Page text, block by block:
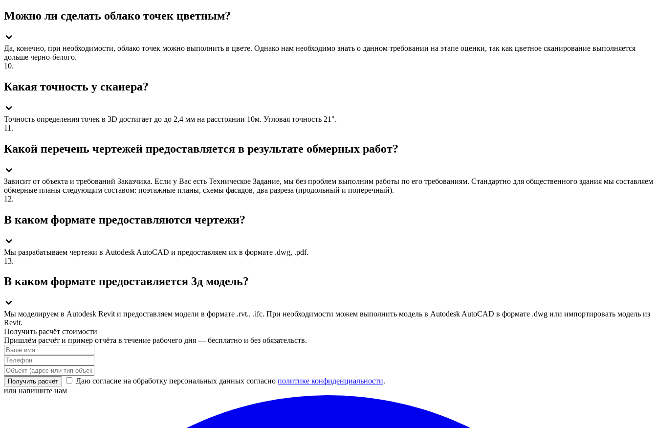
Можно ли сделать облако точек цветным?
Да, конечно, при необходимости, облако точек можно выполнить в цвете. Однако нам необходимо знать о данном требовании на этапе оценки, так как цветное сканирование выполняется
дольше черно-белого.
10.
Какая точность у сканера?
Точность определения точек в 3D достигает до до 2,4 мм на расстоянии 10м. Угловая точность 21".
11.
Какой перечень чертежей предоставляется в результате обмерных работ?
Зависит от объекта и требований Заказчика. Если у Вас есть Техническое Задание, мы без проблем выполним работы по его требованиям. Стандартно для общественного здания мы составляем
обмерные планы следующим составом: поэтажные планы, схемы фасадов, два разреза (продольный и поперечный).
12.
В каком формате предоставляются чертежи?
Мы разрабатываем чертежи в Autodesk AutoCAD и предоставляем их в формате .dwg, .pdf.
13.
В каком формате предоставляется 3д модель?
Мы моделируем в Autodesk Revit и предоставляем модели в формате .rvt., .ifc. При необходимости можем выполнить модель в Autodesk AutoCAD в формате .dwg или импортировать модель из
Revit.
Получить расчёт стоимости
Пришлём расчёт и пример отчёта в течение рабочего дня — бесплатно и без обязательств.
Получить расчёт Даю согласие на обработку персональных данных согласно политике конфиденциальности.
или напишите нам